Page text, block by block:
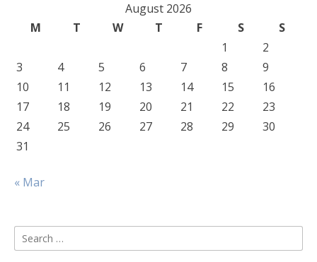
August 2026
M
T W T F S
S
1
2
3
4 5 6 7 8
9
10
11 12 13 14 15
16
17
18 19 20 21 22
23
24
25 26 27 28 29
30
31
« Mar
Search
for: